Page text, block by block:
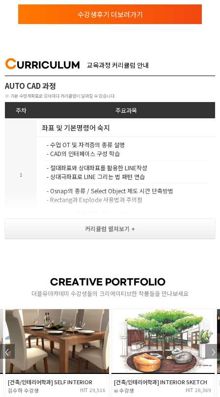
수강생후기 더보러가기
CURRICULUM 교육과정 커리큘럼 안내
AUTO CAD 과정
※ 기본 수업계획표로 강사마다 커리큘럼이 달라질 수 있습니다.
주차 주요과목
1
좌표 및 기본명령어 숙지
- 수업 OT 및 자격증의 종류 설명
- CAD의 인터페이스 구성 학습
- 절대좌표와 상대좌표를 활용한 LINE작성
- 상대극좌표로 LINE 그리는 법 패턴 연습
- Osnap의 종류 / Select Object 제도 시간 단축방법
- Rectang과 Explode 사용법과 주의점
도면에 대한 이해 / 재질 표현 / 평면도 제작
- Polar / Rectangle Array 방법 학습
- Rotate 작업법 학습
- Solid, Donut, Tracc를 활용한 태극기 제작
- Layer 제작법 학습
- Properties , Matchprop를 활용한 회의실 드로잉
3
수정명령 / 객체변환 / 레이어생성
- Hatch의 정의와 적용 및 수정 방법 학습
- Mline, Mledit, Mstyle을 활용한 벽체 드로잉
CREATIVE PORTFOLIO
더블유아카데미 수강생들의 크리에이티브한 작품들을 만나보세요
[건축/인테리어학과] SELF INTERIOR
김수하 29,516
[건축/인테리어학과] INTERIOR SKETCH
w 28,369